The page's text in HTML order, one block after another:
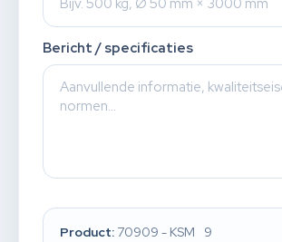
Bericht / specificaties
Product: 70909 - KSM 9